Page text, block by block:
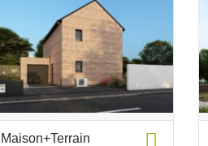
Maison+Terrain